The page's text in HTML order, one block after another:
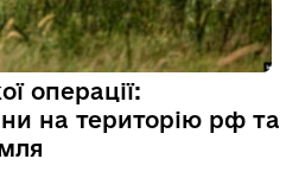
операції:
на територію рф та